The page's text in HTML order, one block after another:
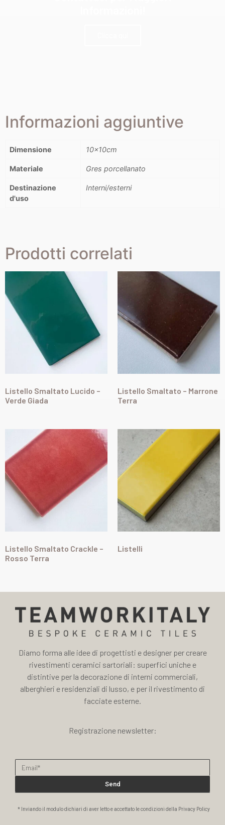
Informazioni aggiuntive
Dimensione 10x10cm
Materiale Gres porcellanato
Destinazione
d'uso
Interni/esterni
Prodotti correlati
Listello Smaltato Lucido –
Verde Giada
Listello Smaltato – Marrone
Terra
Listello Smaltato Crackle –
Rosso Terra
Listelli
Diamo forma alle idee di progettisti e designer per creare
rivestimenti ceramici sartoriali: superfici uniche e
distintive per la decorazione di interni commerciali,
alberghieri e residenziali di lusso, e per il rivestimento di
facciate esterne.
Registrazione newsletter:
Send
* Inviando il modulo dichiari di aver letto e accettato le condizioni della Privacy Policy